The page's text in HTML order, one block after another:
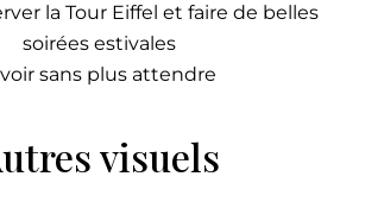
la Tour Eiffel et faire de belles
soirées estivales
sans plus attendre
visuels